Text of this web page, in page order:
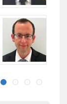
איומים
תושב